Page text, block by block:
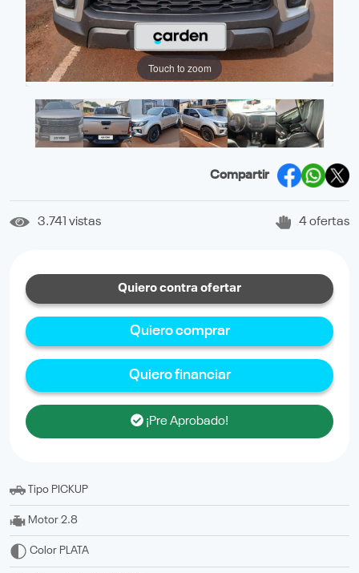
Touch to zoom
Compartir
3.741 vistas 4 ofertas
Quiero contra ofertar
Quiero comprar
Quiero financiar
¡Pre Aprobado!
Tipo PICKUP
Motor 2.8
Color PLATA